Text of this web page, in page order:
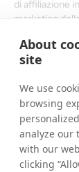
di affiliazione
marketing
strategiche
dettagliate
aziendali
di 140.000
un'offerta
aiutare gli
programmi
mobili.
About
site
We use
browsing
analyze our
with our
clicking